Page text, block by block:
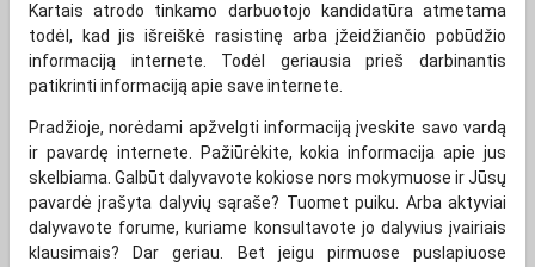
Kartais atrodo tinkamo darbuotojo kandidatūra atmetama
todėl, kad jis išreiškė rasistinę arba įžeidžiančio pobūdžio
informaciją internete. Todėl geriausia prieš darbinantis
patikrinti informaciją apie save internete.
Pradžioje, norėdami apžvelgti informaciją įveskite savo vardą
ir pavardę internete. Pažiūrėkite, kokia informacija apie jus
skelbiama. Galbūt dalyvavote kokiose nors mokymuose ir Jūsų
pavardė įrašyta dalyvių sąraše? Tuomet puiku. Arba aktyviai
dalyvavote forume, kuriame konsultavote jo dalyvius įvairiais
klausimais? Dar geriau. Bet jeigu pirmuose puslapiuose